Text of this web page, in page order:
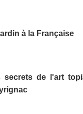
à la Française
secrets de l'art